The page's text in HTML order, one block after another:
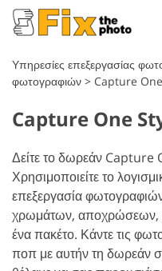
Υπηρεσίες επεξεργασίας
φωτογραφιών > Capture
Capture One
Δείτε το δωρεάν
Χρησιμοποιείτε το
επεξεργασία
χρωμάτων, αποχρώσεων,
ένα πακέτο. Κάντε τις
ποπ με αυτήν τη δωρεάν